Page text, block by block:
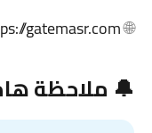
🌐
gatemasr.com/
🔔 ملاحظة